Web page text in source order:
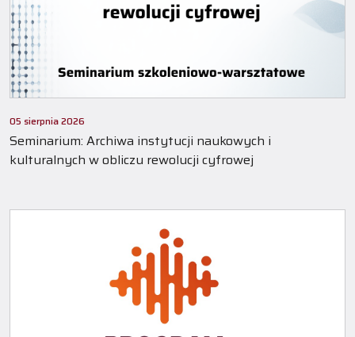
05 sierpnia 2026
Seminarium: Archiwa instytucji naukowych i
kulturalnych w obliczu rewolucji cyfrowej